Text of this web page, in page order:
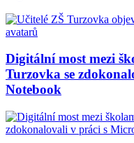
Digitální most mezi
Turzovka se
Notebook